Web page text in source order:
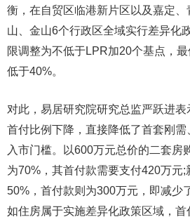
衡，在自贸区临港新片区以及嘉定
山、金山6个行政区全域实行差异化
限调整为不低于LPR加20个基点，
低于40%。
对此，易居研究院研究总监严跃进
首付比例下降，直接降低了首套刚
入市门槛。以600万元总价的二套房
为70%，其首付款需要支付420万元;
50%，首付款则为300万元，即减少
如住房属于实施差异化政策区域，